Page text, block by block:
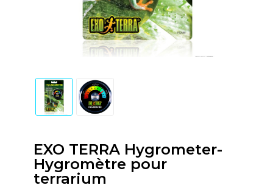
EXO TERRA Hygrometer-
Hygromètre pour
terrarium